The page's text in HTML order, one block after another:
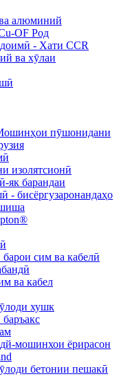
алюминий
OF Род
доимӣ - Хати CCR
ва хӯлаи
пӯшонидани
изолятсионӣ
як барандаи
- бисёргузаронандаҳо
сим ва кабелӣ
ва кабел
хушк
мошинхои ёрирасон
бетонии пешакӣ